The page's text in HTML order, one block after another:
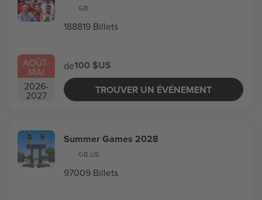
AOÛT-
MAI
2026-
2027
GB
188819 Billets
de100 $US
TROUVER UN ÉVÉNEMENT
Summer Games 2028
GB,US
97009 Billets